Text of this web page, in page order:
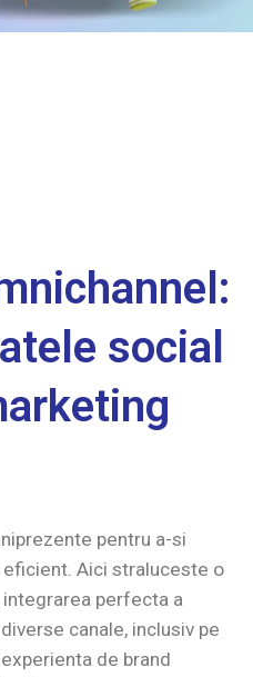
social
pentru a-si
Aici straluceste o
perfecta a
canale, inclusiv pe
de brand